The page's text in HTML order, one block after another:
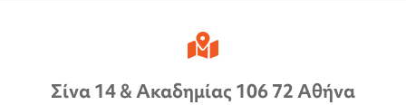
Σίνα 14 & Ακαδημίας 106 72 Αθήνα